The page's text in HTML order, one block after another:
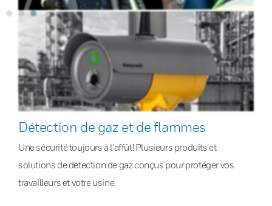
Détection de gaz et de flammes
Une sécurité toujours à l’affût! Plusieurs produits et
solutions de détection de gaz conçus pour protéger vos
travailleurs et votre usine.